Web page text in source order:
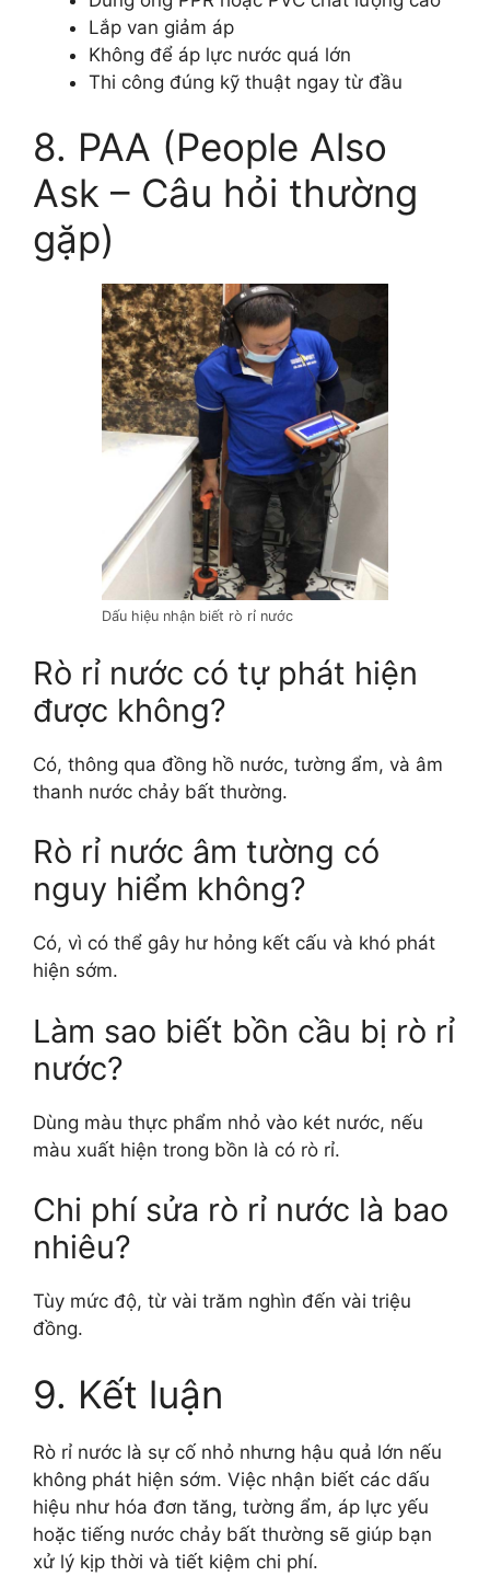
Lắp van giảm áp
Không để áp lực nước quá lớn
Thi công đúng kỹ thuật ngay từ đầu
8. PAA (People Also
Ask – Câu hỏi thường
gặp)
Dấu hiệu nhận biết rò rỉ nước
Rò rỉ nước có tự phát hiện
được không?
Có, thông qua đồng hồ nước, tường ẩm, và âm
thanh nước chảy bất thường.
Rò rỉ nước âm tường có
nguy hiểm không?
Có, vì có thể gây hư hỏng kết cấu và khó phát
hiện sớm.
Làm sao biết bồn cầu bị rò rỉ
nước?
Dùng màu thực phẩm nhỏ vào két nước, nếu
màu xuất hiện trong bồn là có rò rỉ.
Chi phí sửa rò rỉ nước là bao
nhiêu?
Tùy mức độ, từ vài trăm nghìn đến vài triệu
đồng.
9. Kết luận
Rò rỉ nước là sự cố nhỏ nhưng hậu quả lớn nếu
không phát hiện sớm. Việc nhận biết các dấu
hiệu như hóa đơn tăng, tường ẩm, áp lực yếu
hoặc tiếng nước chảy bất thường sẽ giúp bạn
xử lý kịp thời và tiết kiệm chi phí.